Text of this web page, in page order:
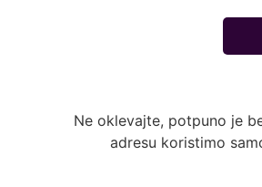
Ne oklevajte, potpuno je
adresu koristimo